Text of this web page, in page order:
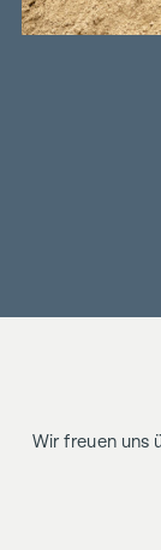
Wir freuen uns